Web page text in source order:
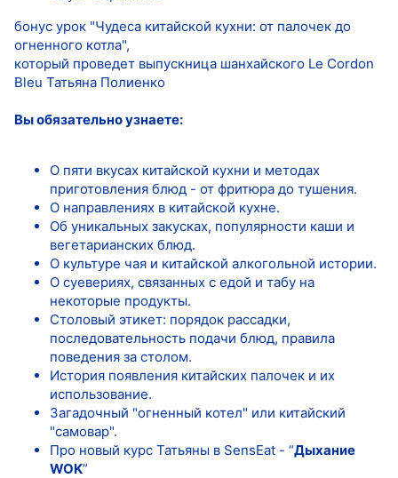
бонус урок "Чудеса китайской кухни: от палочек до
огненного котла",
который проведет выпускница шанхайского Le Cordon
Bleu Татьяна Полиенко
Вы обязательно узнаете:
О пяти вкусах китайской кухни и методах
приготовления блюд - от фритюра до тушения.
О направлениях в китайской кухне.
Об уникальных закусках, популярности каши и
вегетарианских блюд.
О культуре чая и китайской алкогольной истории.
О суевериях, связанных с едой и табу на
некоторые продукты.
Столовый этикет: порядок рассадки,
последовательность подачи блюд, правила
поведения за столом.
История появления китайских палочек и их
использование.
Загадочный "огненный котел" или китайский
"самовар".
Про новый курс Татьяны в SensEat - “Дыхание
WOK”